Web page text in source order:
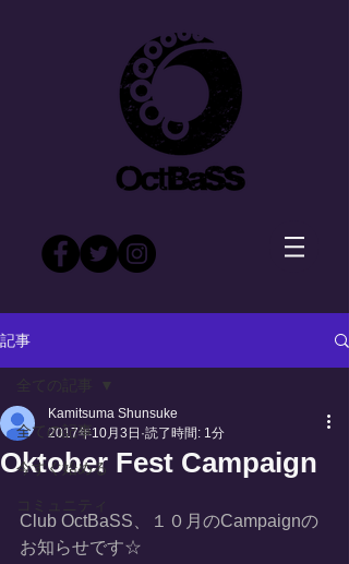
記事
全ての記事
今すぐ始める
コミュニティ
全ての記事
Oktober Fest Campaign
Kamitsuma Shunsuke
2017年10月3日 読了時間: 1分
Club OctBaSS、１０月のCampaignの
お知らせです☆